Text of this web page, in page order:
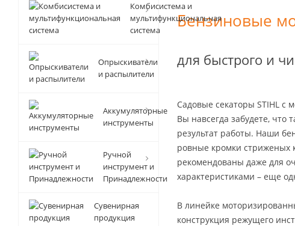
Бензиновые
для быстрого и
Садовые секаторы STIHL с
Вы навсегда забудете, что
результат работы. Наши
ровные кромки стриженых
рекомендованы даже для
характеристиками – еще
В линейке
конструкция режущего
Комбисистема и
мультифункциональная
система
Опрыскиватели
и распылители
Аккумуляторные
инструменты
Ручной
инструмент и
Принадлежности
Сувенирная
продукция